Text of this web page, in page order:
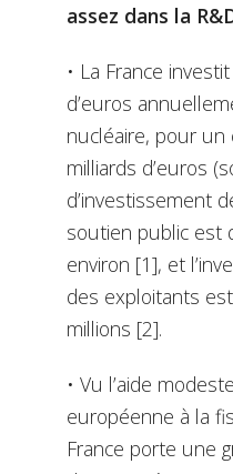
assez dans la
• La France
d’euros
nucléaire, pour un
milliards d’euros
d’investissement
soutien public est
environ [1], et
des exploitants
millions [2].
• Vu l’aide
européenne à la
France porte une